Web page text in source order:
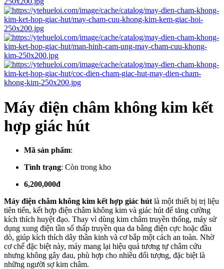
Máy điện châm không kim kết
hợp giác hút
Mã sản phẩm:
Tình trạng: Còn trong kho
6,200,000đ
Máy điện châm không kim kết hợp giác hút là một thiết bị trị liệu
tiên tiến, kết hợp điện châm không kim và giác hút để tăng cường
kích thích huyệt đạo. Thay vì dùng kim châm truyền thống, máy sử
dụng xung điện tần số thấp truyền qua da bằng điện cực hoặc đầu
dò, giúp kích thích dây thần kinh và cơ bắp một cách an toàn. Nhờ
cơ chế đặc biệt này, máy mang lại hiệu quả tương tự châm cứu
nhưng không gây đau, phù hợp cho nhiều đối tượng, đặc biệt là
những người sợ kim châm.